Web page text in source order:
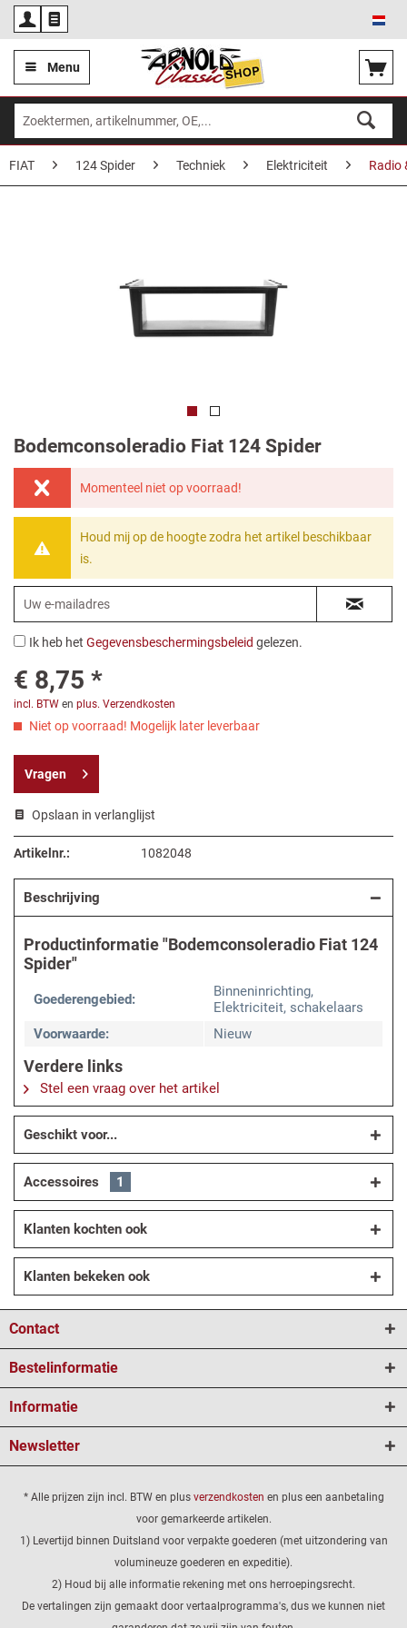
Menu
FIAT 124 Spider Techniek Elektriciteit Radio
Bodemconsoleradio Fiat 124 Spider
Momenteel niet op voorraad!
Houd mij op de hoogte zodra het artikel beschikbaar
is.
Ik heb het Gegevensbeschermingsbeleid gelezen.
€ 8,75 *
incl. BTW en plus. Verzendkosten
Niet op voorraad! Mogelijk later leverbaar
Vragen
Opslaan in verlanglijst
Artikelnr.: 1082048
Beschrijving
Productinformatie "Bodemconsoleradio Fiat 124
Spider"
Goederengebied:
Binneninrichting,
Elektriciteit, schakelaars
Voorwaarde:
Nieuw
Verdere links
Stel een vraag over het artikel
Geschikt voor...
Accessoires 1
Klanten kochten ook
Klanten bekeken ook
Contact
Bestelinformatie
Informatie
Newsletter
* Alle prijzen zijn incl. BTW en plus verzendkosten en plus een aanbetaling
voor gemarkeerde artikelen.
1) Levertijd binnen Duitsland voor verpakte goederen (met uitzondering van
volumineuze goederen en expeditie).
2) Houd bij alle informatie rekening met ons herroepingsrecht.
De vertalingen zijn gemaakt door vertaalprogramma's, dus we kunnen niet